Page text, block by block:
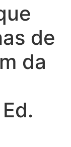
de
da